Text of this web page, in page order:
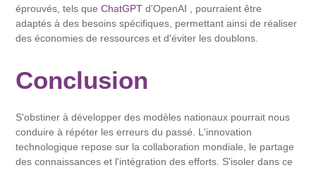
éprouvés, tels queChatGPT d'OpenAI , pourraient être
adaptés à des besoins spécifiques, permettant ainsi de réaliser
des économies de ressources et d'éviter les doublons.
Conclusion
S'obstiner à développer des modèles nationaux pourrait nous
conduire à répéter les erreurs du passé. L'innovation
technologique repose sur la collaboration mondiale, le partage
des connaissances et l'intégration des efforts. S'isoler dans ce